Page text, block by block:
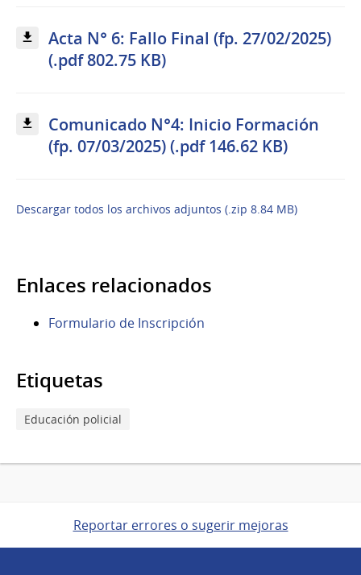
Acta N° 6: Fallo Final (fp. 27/02/2025)
(.pdf 802.75 KB)
Comunicado N°4: Inicio Formación
(fp. 07/03/2025) (.pdf 146.62 KB)
Descargar todos los archivos adjuntos (.zip 8.84 MB)
Enlaces relacionados
Formulario de Inscripción
Etiquetas
Educación policial
Reportar errores o sugerir mejoras